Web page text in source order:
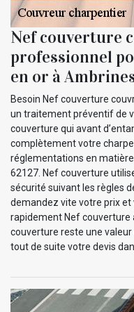
Nef couverture
professionnel
en or à
Besoin Nef couverture
un traitement préventif de
couverture qui avant
complètement votre
réglementations en
62127. Nef couverture
sécurité suivant les règles
demandez vite votre prix
rapidement Nef couverture
couverture reste une
tout de suite votre devis